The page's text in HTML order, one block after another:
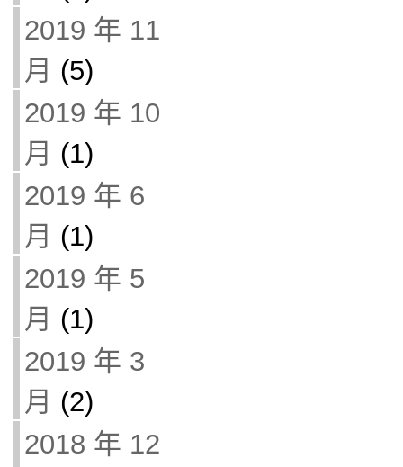
2019 年 11
月 (5)
2019 年 10
月 (1)
2019 年 6
月 (1)
2019 年 5
月 (1)
2019 年 3
月 (2)
2018 年 12